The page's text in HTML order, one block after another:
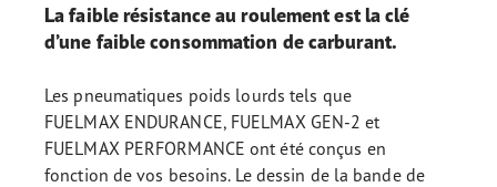
La faible résistance au roulement est la clé
d’une faible consommation de carburant.
Les pneumatiques poids lourds tels que
FUELMAX ENDURANCE, FUELMAX GEN-2 et
FUELMAX PERFORMANCE ont été conçus en
fonction de vos besoins. Le dessin de la bande de